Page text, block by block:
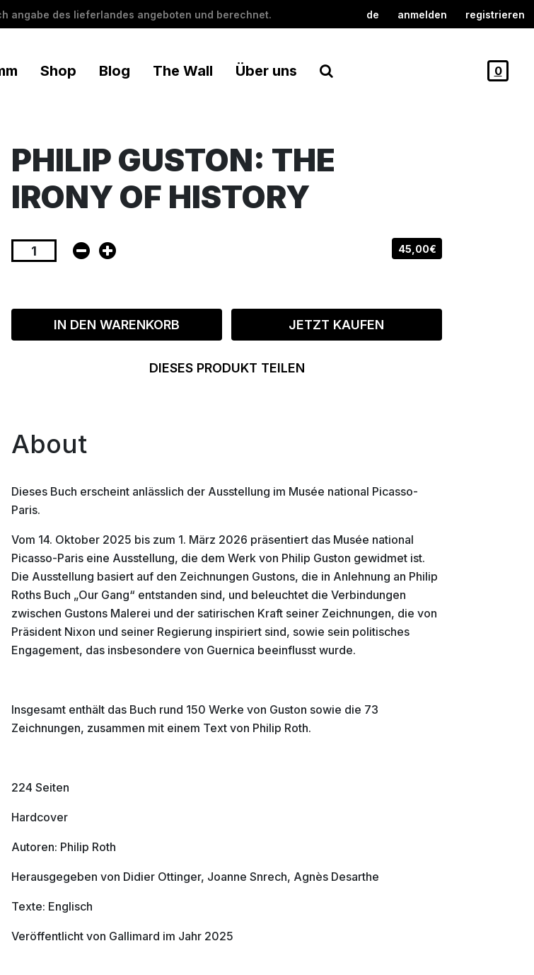
angabe des lieferlandes angeboten und berechnet. de anmelden registrieren
Shop Blog The Wall Über uns 0
PHILIP GUSTON: THE
IRONY OF HISTORY
45,00€
IN DEN WARENKORB JETZT KAUFEN
DIESES PRODUKT TEILEN
About
Dieses Buch erscheint anlässlich der Ausstellung im Musée national Picasso-
Paris.
Vom 14. Oktober 2025 bis zum 1. März 2026 präsentiert das Musée national
Picasso-Paris eine Ausstellung, die dem Werk von Philip Guston gewidmet ist.
Die Ausstellung basiert auf den Zeichnungen Gustons, die in Anlehnung an Philip
Roths Buch „Our Gang“ entstanden sind, und beleuchtet die Verbindungen
zwischen Gustons Malerei und der satirischen Kraft seiner Zeichnungen, die von
Präsident Nixon und seiner Regierung inspiriert sind, sowie sein politisches
Engagement, das insbesondere von Guernica beeinflusst wurde.
Insgesamt enthält das Buch rund 150 Werke von Guston sowie die 73
Zeichnungen, zusammen mit einem Text von Philip Roth.
224 Seiten
Hardcover
Autoren: Philip Roth
Herausgegeben von Didier Ottinger, Joanne Snrech, Agnès Desarthe
Texte: Englisch
Veröffentlicht von Gallimard im Jahr 2025